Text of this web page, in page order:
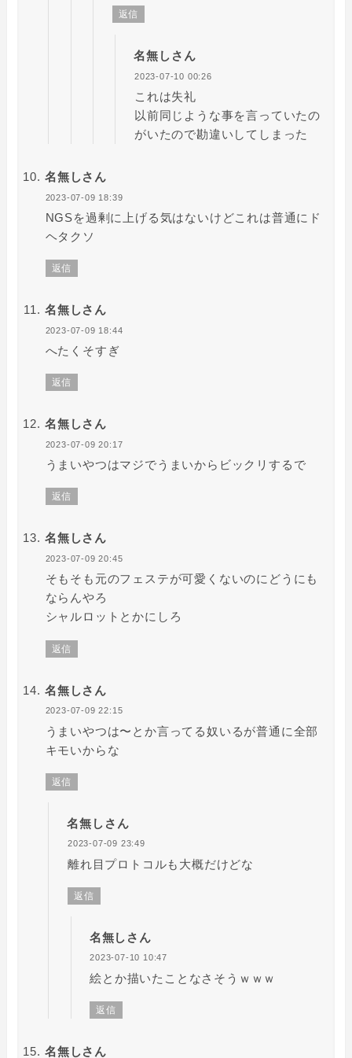
返信
名無しさん
2023-07-10 00:26
これは失礼
以前同じような事を言っていたの
がいたので勘違いしてしまった
名無しさん
2023-07-09 18:39
NGSを過剰に上げる気はないけどこれは普通にド
ヘタクソ
返信
名無しさん
2023-07-09 18:44
へたくそすぎ
返信
名無しさん
2023-07-09 20:17
うまいやつはマジでうまいからビックリするで
返信
名無しさん
2023-07-09 20:45
そもそも元のフェステが可愛くないのにどうにも
ならんやろ
シャルロットとかにしろ
返信
名無しさん
2023-07-09 22:15
うまいやつは〜とか言ってる奴いるが普通に全部
キモいからな
返信
名無しさん
2023-07-09 23:49
離れ目プロトコルも大概だけどな
返信
名無しさん
2023-07-10 10:47
絵とか描いたことなさそうｗｗｗ
返信
名無しさん